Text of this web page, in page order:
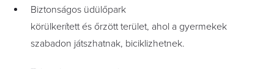
Biztonságos üdülőpark
körülkerített és őrzött terület, ahol a gyermekek
szabadon játszhatnak, biciklizhetnek.